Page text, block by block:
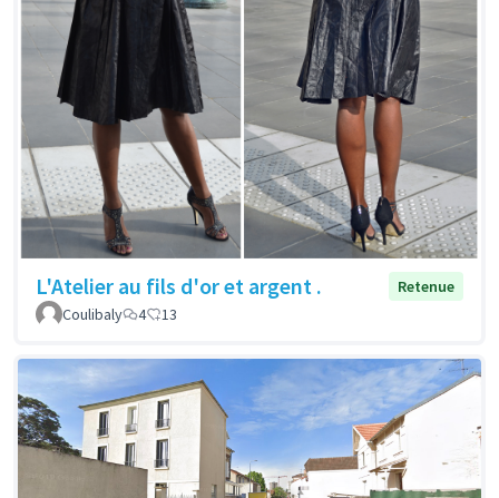
L'Atelier au fils d'or et argent .
Retenue
Coulibaly
4 13